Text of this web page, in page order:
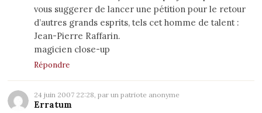
vous suggerer de lancer une pétition pour le retour
d’autres grands esprits, tels cet homme de talent :
Jean-Pierre Raffarin.
magicien close-up
Répondre
24 juin 2007 22:28, par un patriote anonyme
Erratum